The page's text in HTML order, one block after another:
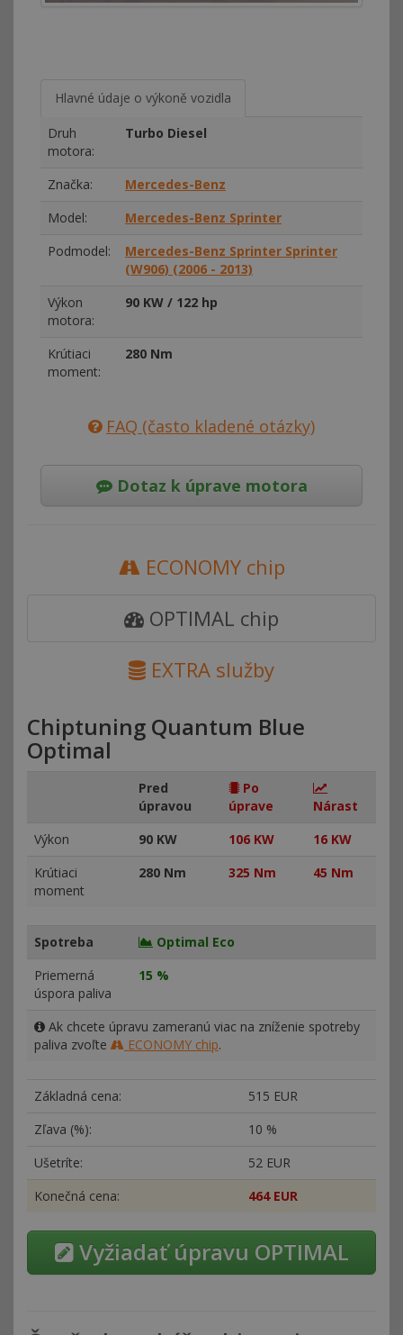
Hlavné údaje o výkoně vozidla
Druh
motora:
Turbo Diesel
Značka:
Mercedes-Benz
Model:
Mercedes-Benz Sprinter
Podmodel:
Mercedes-Benz Sprinter Sprinter
(W906) (2006 - 2013)
Výkon
motora:
90 KW / 122 hp
Krútiaci
moment:
280 Nm
FAQ (často kladené otázky)
Dotaz k úprave motora
ECONOMY chip
OPTIMAL chip
EXTRA služby
Chiptuning Quantum Blue
Optimal
Pred
úpravou
Po
úprave
Nárast
Výkon
90 KW 106 KW
16 KW
Krútiaci
moment
280 Nm 325 Nm 45 Nm
Spotreba
Optimal Eco
Priemerná
úspora paliva
15 %
Ak chcete úpravu zameranú viac na zníženie spotreby
paliva zvoľte
ECONOMY chip.
Základná cena:
515 EUR
Zľava (%):
10 %
Ušetríte:
52 EUR
Konečná cena:
464 EUR
Vyžiadať úpravu OPTIMAL